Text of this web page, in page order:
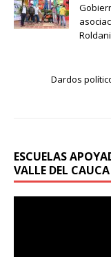
Dardos
ESCUELAS
VALLE DEL CAUCA